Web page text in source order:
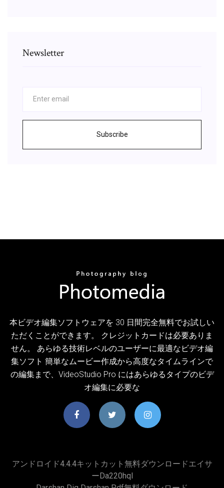
Newsletter
Subscribe
本ビデオ編集ソフトウェアを 30 日間完全無料でお試しい
ただくことができます。 クレジットカードは必要ありま
せん。 あらゆる技術レベルのユーザーに最適なビデオ編
集ソフト 簡単なムービー作成から高度なタイムラインで
の編集まで、VideoStudio Pro にはあらゆるタイプのビデ
オ編集に必要な
アンドロイド4.4.4キットカット無料ダウンロードエイサ
ーda220hql